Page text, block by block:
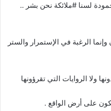
لسنا #ملائكة نحن بشر ..
وإنما الرغبة في الإستمرار والستر
ولا الروايات التي تقرؤونها
تكون على أرض الواقع .